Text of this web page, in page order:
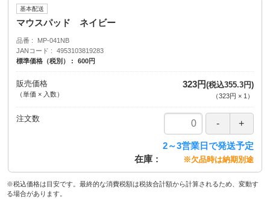
基本配送
マウスパッド ネイビー
品番
MP-041NB
JANコード
4953103819283
標準価格（税別）
600円
販売価格
（単価 × 入数）
323円(税込355.3円)
（323円 × 1 ）
注文数
在庫
2～3営業日で発送予定
※欠品時は納期別途
※税込価格は目安です。最終的な消費税額は税抜合計額から計算されるため、変動す
る場合があります。